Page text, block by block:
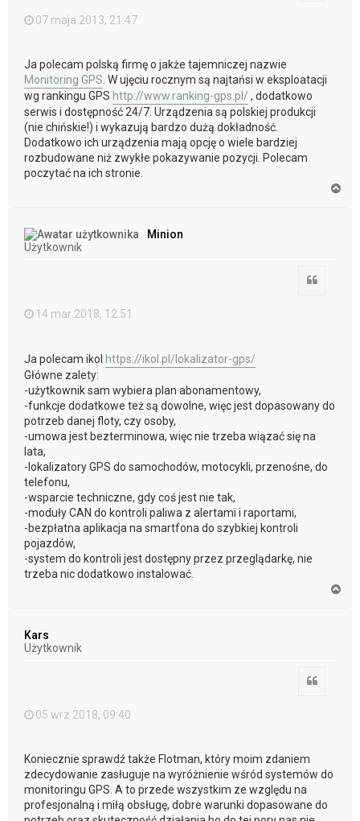
07 maja 2013, 21:47
Ja polecam polską firmę o jakże tajemniczej nazwie
Monitoring GPS. W ujęciu rocznym są najtańsi w eksploatacji
wg rankingu GPS http://www.ranking-gps.pl/ , dodatkowo
serwis i dostępność 24/7. Urządzenia są polskiej produkcji
(nie chińskie!) i wykazują bardzo dużą dokładność.
Dodatkowo ich urządzenia mają opcję o wiele bardziej
rozbudowane niż zwykłe pokazywanie pozycji. Polecam
poczytać na ich stronie.
Minion
Użytkownik
14 mar 2018, 12:51
Ja polecam ikol https://ikol.pl/lokalizator-gps/
Główne zalety:
-użytkownik sam wybiera plan abonamentowy,
-funkcje dodatkowe też są dowolne, więc jest dopasowany do
potrzeb danej floty, czy osoby,
-umowa jest bezterminowa, więc nie trzeba wiązać się na
lata,
-lokalizatory GPS do samochodów, motocykli, przenośne, do
telefonu,
-wsparcie techniczne, gdy coś jest nie tak,
-moduły CAN do kontroli paliwa z alertami i raportami,
-bezpłatna aplikacja na smartfona do szybkiej kontroli
pojazdów,
-system do kontroli jest dostępny przez przeglądarkę, nie
trzeba nic dodatkowo instalować.
Kars
Użytkownik
05 wrz 2018, 09:40
Koniecznie sprawdź także Flotman, który moim zdaniem
zdecydowanie zasługuje na wyróżnienie wśród systemów do
monitoringu GPS. A to przede wszystkim ze względu na
profesjonalną i miłą obsługę, dobre warunki dopasowane do